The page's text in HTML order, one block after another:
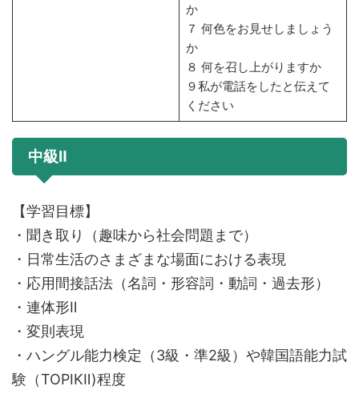
か
７ 何色をお見せしましょう
か
８ 何を召し上がりますか
９私が電話をしたと伝えて
ください
中級Ⅱ
【学習目標】
・聞き取り（趣味から社会問題まで）
・日常生活のさまざまな場面における表現
・応用間接話法（名詞・形容詞・動詞・過去形）
・連体形Ⅱ
・変則表現
・ハングル能力検定（3級・準2級）や韓国語能力試
験（TOPIKⅡ)程度